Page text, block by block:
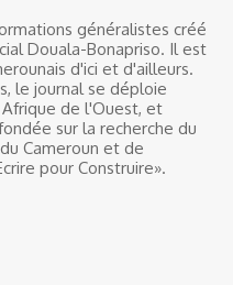
généralistes créé
Douala-Bonapriso. Il est
d'ici et d'ailleurs.
le journal se déploie
de l'Ouest, et
sur la recherche du
Cameroun et de
pour Construire».